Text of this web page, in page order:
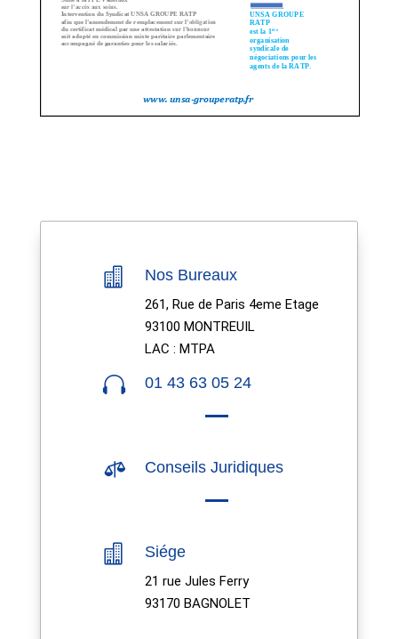
 Nos Bureaux
261, Rue de Paris 4eme Etage
93100 MONTREUIL
LAC : MTPA
 01 43 63 05 24
 Conseils Juridiques
 Siége
21 rue Jules Ferry
93170 BAGNOLET